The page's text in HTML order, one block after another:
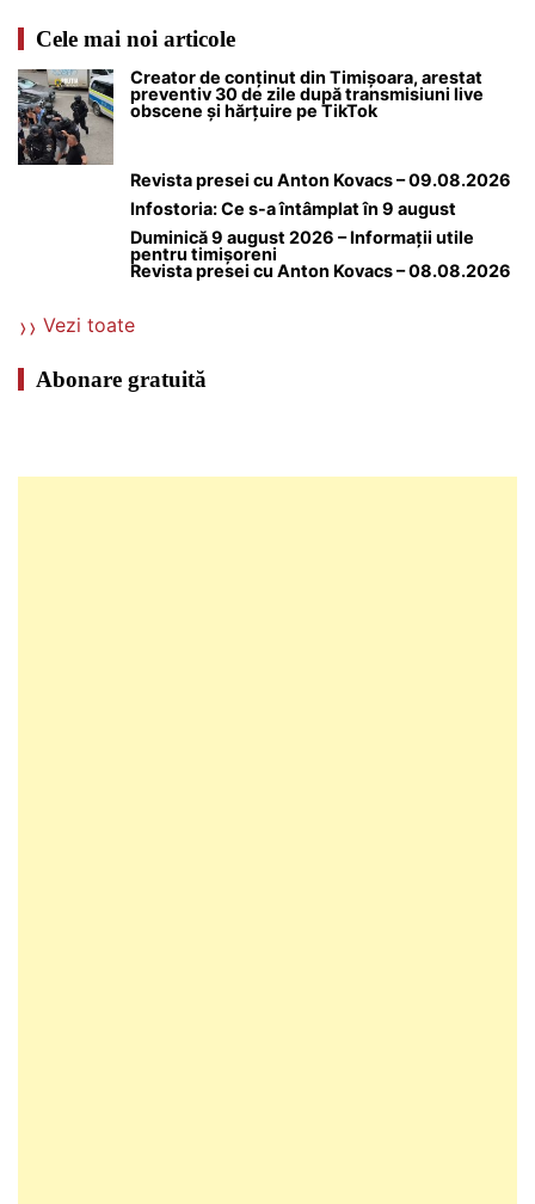
Cele mai noi articole
Creator de conținut din Timișoara, arestat
preventiv 30 de zile după transmisiuni live
obscene și hărțuire pe TikTok
Revista presei cu Anton Kovacs – 09.08.2026
Infostoria: Ce s-a întâmplat în 9 august
Duminică 9 august 2026 – Informații utile
pentru timișoreni
Revista presei cu Anton Kovacs – 08.08.2026
Vezi toate
Abonare gratuită